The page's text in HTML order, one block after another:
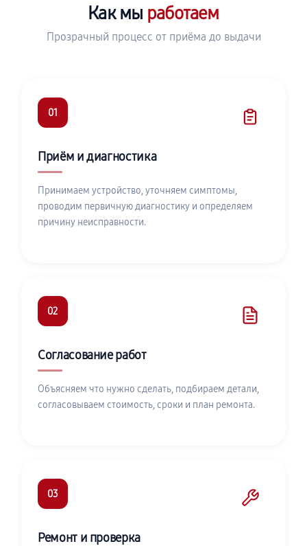
Как мы работаем
Прозрачный процесс от приёма до выдачи
01
Приём и диагностика
Принимаем устройство, уточняем симптомы,
проводим первичную диагностику и определяем
причину неисправности.
02
Согласование работ
Объясняем что нужно сделать, подбираем детали,
согласовываем стоимость, сроки и план ремонта.
03
Ремонт и проверка